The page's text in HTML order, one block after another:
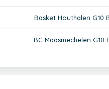
Basket Houthalen G10
BC Maasmechelen G10